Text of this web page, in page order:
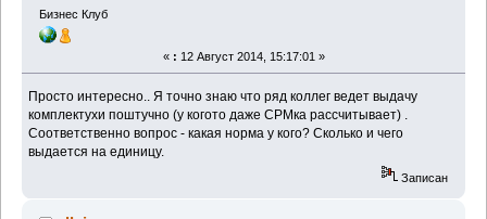
Бизнес Клуб
« : 12 Август 2014, 15:17:01 »
Просто интересно.. Я точно знаю что ряд коллег ведет выдачу
комплектухи поштучно (у когото даже СРМка рассчитывает) .
Соответственно вопрос - какая норма у кого? Сколько и чего
выдается на единицу.
Записан